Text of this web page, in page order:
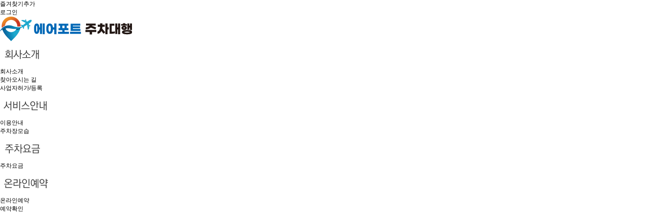
즐겨찾기추가
로그인
회사소개
찾아오시는 길
사업자허가/등록
이용안내
주차장모습
주차요금
온라인예약
예약확인